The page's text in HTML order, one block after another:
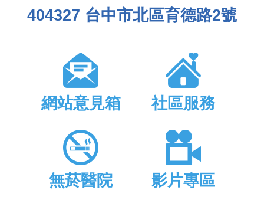
404327 台中市北區育德路2號
網站意見箱 社區服務
無菸醫院 影片專區